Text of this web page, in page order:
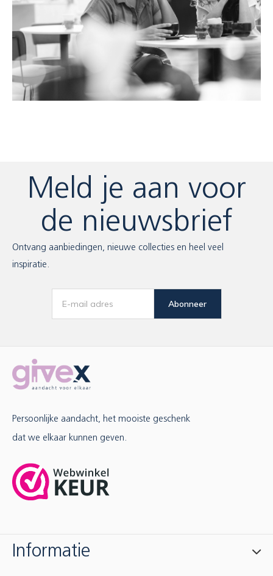
Meld je aan voor
de nieuwsbrief
Ontvang aanbiedingen, nieuwe collecties en heel veel
inspiratie.
Abonneer
Persoonlijke aandacht, het mooiste geschenk
dat we elkaar kunnen geven.
Informatie